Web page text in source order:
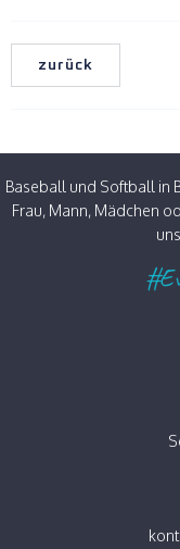
zurück
Baseball und Softball in
Frau, Mann, Mädchen